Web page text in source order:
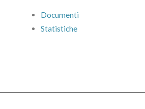
Documenti
Statistiche